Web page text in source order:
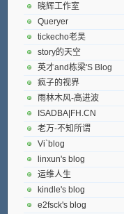
晓辉工作室
Queryer
tickecho老吴
story的天空
英才and栋梁'S Blog
疯子的视界
雨林木风-高进波
ISADBA|FH.CN
老万-不知所谓
Vi`blog
linxun's blog
运维人生
kindle's blog
e2fsck's blog